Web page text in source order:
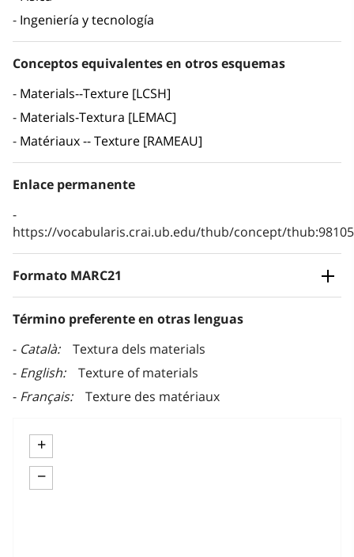
Ingeniería y tecnología
Conceptos equivalentes en otros esquemas
Materials--Texture [LCSH]
Materials-Textura [LEMAC]
Matériaux -- Texture [RAMEAU]
Enlace permanente
https://vocabularis.crai.ub.edu/thub/concept/
Formato MARC21
Término preferente en otras lenguas
Català
Textura dels materials
English
Texture of materials
Français
Texture des matériaux
+
−